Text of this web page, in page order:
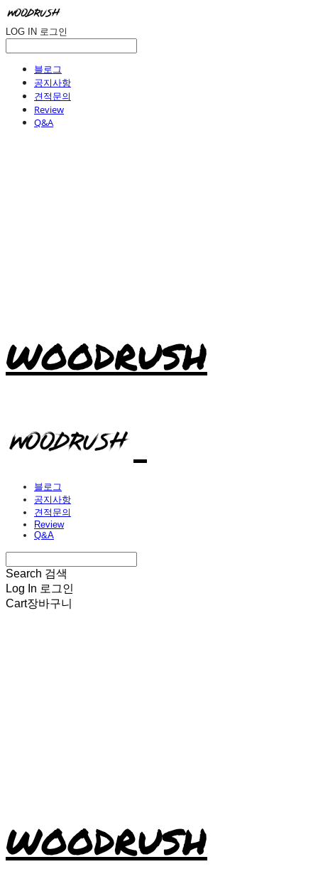
LOG IN 로그인
블로그
공지사항
견적문의
Review
Q&A
WOODRUSH
블로그
공지사항
견적문의
Review
Q&A
Search 검색
Log In 로그인
Cart장바구니
WOODRUSH